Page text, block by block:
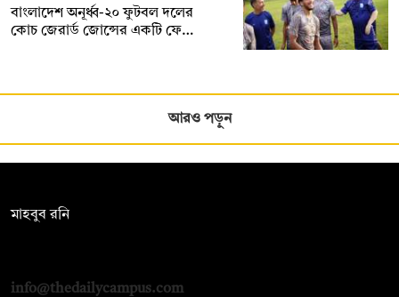
বাংলাদেশ অনূর্ধ্ব-২০ ফুটবল দলের
কোচ জেরার্ড জোন্সের একটি ফে…
আরও পড়ুন
মাহবুব রনি
info@thedailycampus.com